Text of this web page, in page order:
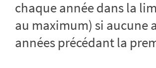
chaque année dans la
au maximum) si aucune
années précédant la